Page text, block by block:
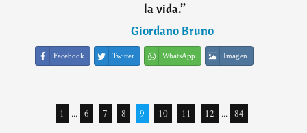
la vida.”
―Giordano Bruno
Facebook Twitter WhatsApp Imagen
1 ... 6 7 8 9 10 11 12 ... 84